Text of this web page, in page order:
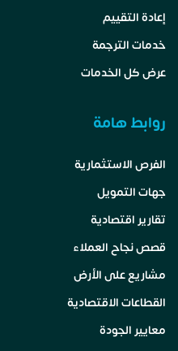
إعادة التقييم
خدمات الترجمة
عرض كل الخدمات
روابط هامة
الفرص الاستثمارية
جهات التمويل
تقارير اقتصادية
قصص نجاح العملاء
مشاريع على الأرض
القطاعات الاقتصادية
معايير الجودة